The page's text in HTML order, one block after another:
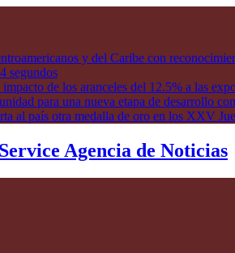
y del Caribe con
segundos
de los aranceles del 12.5% a las
para una nueva etapa de desarrollo
al país otra medalla de oro en los XXV
Agencia de Noticias